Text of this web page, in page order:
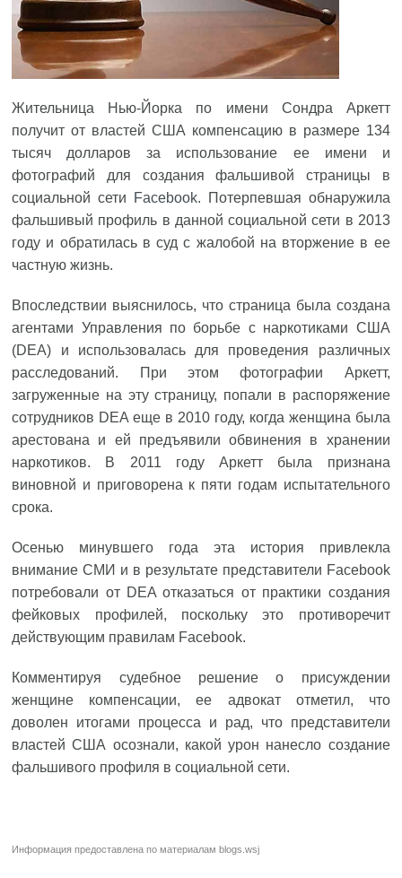
Жительница Нью-Йорка по имени Сондра Аркетт
получит от властей США компенсацию в размере 134
тысяч долларов за использование ее имени и
фотографий для создания фальшивой страницы в
социальной сети
Facebook. Потерпевшая обнаружила
фальшивый профиль в данной социальной сети в 2013
году и обратилась в суд с жалобой на вторжение в ее
частную жизнь.
Впоследствии выяснилось, что страница была создана
агентами Управления по борьбе с наркотиками США
(DEA) и использовалась для проведения различных
расследований. При этом фотографии Аркетт,
загруженные на эту страницу, попали в распоряжение
сотрудников DEA еще в 2010 году, когда женщина была
арестована и ей предъявили обвинения в хранении
наркотиков. В 2011 году Аркетт была признана
виновной и приговорена к пяти годам испытательного
срока.
Осенью минувшего года эта история привлекла
внимание СМИ и в результате представители Facebook
потребовали от DEA отказаться от практики создания
фейковых профилей, поскольку это противоречит
действующим правилам Facebook.
Комментируя судебное решение о присуждении
женщине компенсации, ее адвокат отметил, что
доволен итогами процесса и рад, что представители
властей США осознали, какой урон нанесло создание
фальшивого профиля в социальной сети.
Информация предоставлена по материаламblogs.wsj